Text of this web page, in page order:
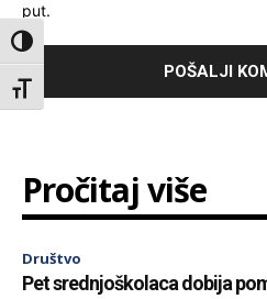
Toggle High Contrast
Toggle Font size
put.
Pročitaj više
Društvo
Pet srednjoškolaca dobija